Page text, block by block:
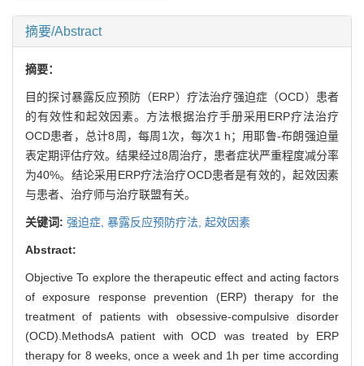
摘要/Abstract
摘要：
目的探讨暴露反应预防（ERP）疗法治疗强迫症（OCD）患者
的有效性和起效因素。方法根据治疗手册采用ERP疗法治疗
OCD患者，总计8周，每周1次，每次1 h；用耶鲁-布朗强迫量
表定期评估疗效。结果经过8周治疗，患者症状严重程度减分率
为40%。结论采用ERP疗法治疗OCD患者是有效的，起效因素
与患者、治疗师与治疗联盟有关。
关键词: 强迫症, 暴露反应预防疗法, 起效因素
Abstract:
Objective To explore the therapeutic effect and acting factors
of exposure response prevention (ERP) therapy for the
treatment of patients with obsessive-compulsive disorder
(OCD).MethodsA patient with OCD was treated by ERP
therapy for 8 weeks, once a week and 1h per time according